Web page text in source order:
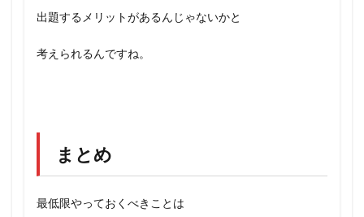
出題するメリットがあるんじゃないかと
考えられるんですね。
まとめ
最低限やっておくべきことは